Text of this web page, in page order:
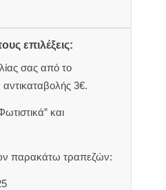
επιλέξεις:
σας από το
3€.
και
παρακάτω τραπεζών: